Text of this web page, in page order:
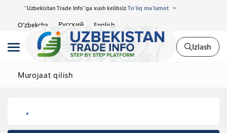
"Uzbekistan Trade Info"ga xush kelibsiz To'liq ma'lumot
O'zbekcha Русский English
Izlash
Murojaat qilish